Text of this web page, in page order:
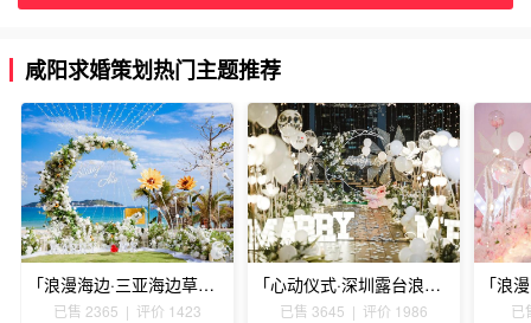
咸阳求婚策划热门主题推荐
「浪漫海边·三亚海边草坪浪漫求婚」
已售 2365 | 评价 1423
「心动仪式·深圳露台浪漫求婚」
已售 3645 | 评价 1986 已